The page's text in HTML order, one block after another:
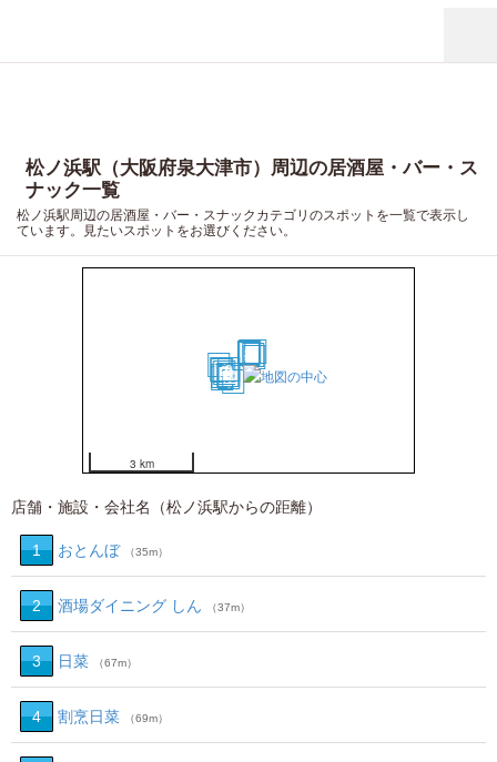
松ノ浜駅（大阪府泉大津市）周辺の居酒屋・バー・ス
ナック一覧
松ノ浜駅周辺の居酒屋・バー・スナックカテゴリのスポットを一覧で表示し
ています。見たいスポットをお選びください。
123
4
57
8
9
10
11
12
1314
15
16
17
18
19
20
3 km
店舗・施設・会社名（松ノ浜駅からの距離）
1 おとんぼ （35m）
2 酒場ダイニング しん （37m）
3 日菜 （67m）
4 割烹日菜 （69m）